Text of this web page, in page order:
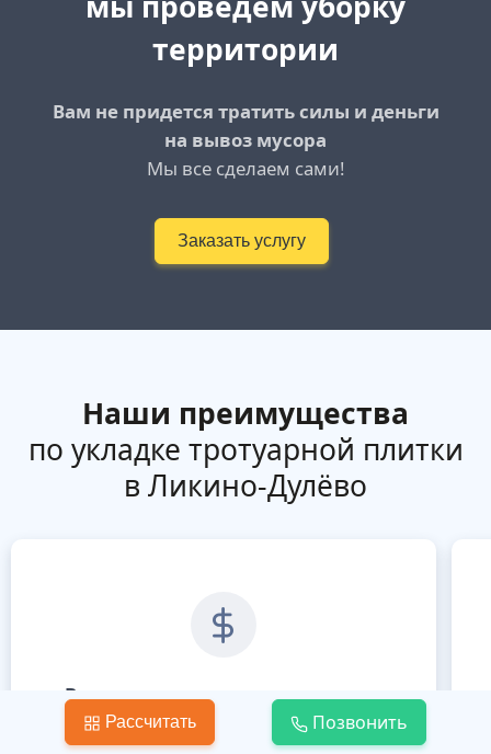
территории
Вам не придется тратить силы и деньги
на вывоз мусора
Мы все сделаем сами!
Заказать услугу
Наши преимущества
по укладке тротуарной плитки
в Ликино-Дулёво
Вы платите только за то, что вам
нравится
Никакой предоплаты! Расплачивайтесь
Рассчитать Позвонить